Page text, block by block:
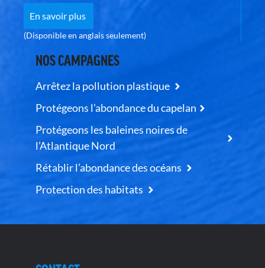
En savoir plus
(Disponible en anglais seulement)
NOS CAMPAGNES
Arrêtez la pollution plastique
Protégeons l’abondance du capelan
Protégeons les baleines noires de
l’Atlantique Nord
Rétablir l’abondance des océans
Protection des habitats